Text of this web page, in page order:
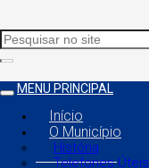
MENU PRINCIPAL
Início
O Município
História
Telefones Úteis